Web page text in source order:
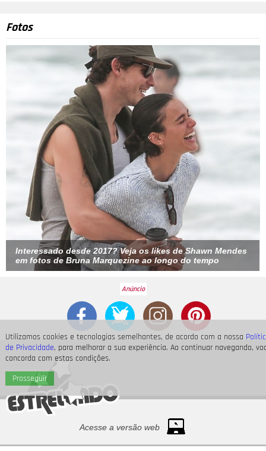
Utilizamos cookies e tecnologias semelhantes, de acordo com a nossa
de Privacidade, para melhorar a sua experiência. Ao continuar navegando,
concorda com estas condições.
Prosseguir
Fotos
Interessado desde 2017? Veja oslikesde Shawn Mendes
em fotos de Bruna Marquezine ao longo do tempo
Acesse a versão web